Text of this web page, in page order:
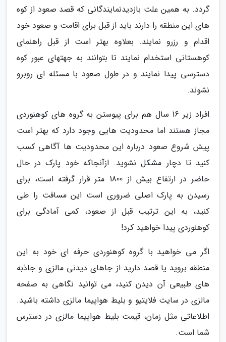
گردد. به همین علت بازدیدنمایندگانی که قصد صعود از کوه
های این منطقه را دارند باید از قبل برای اقامت و صعود خود
اقدام و رزرو نمایند. بعلاوه بهتر است از قبل راهنمای
کوهستانی استخدام نمایند تا بتوانند به جهتهای عبور کوه
دسترسی پیدا نمایند و در طول صعود با مسئله ای روبرو
نشوند.
افراد زیر 16 سال هم برای پیوستن به گروه های کوهنوردی
مجاز هستند اما محدودیت هایی وجود دارد که بهتر است
پیش شروع صعود درباره این محدودیت ها آگاهی کسب
کنید تا دچار مشکل نشوید. ازآنجاکه خود پارک در حال
حاضر در ارتفاع بیش از 1800 متر قرار گرفته است، برای
رسیدن به پارک اصلی ضروری است این مسافت را طی
کنید، به این ترتیب قبل از صعود، کمی آمادگی برای
کوهنوردی پیدا خواهید کرد!
اگر می خواهید با گروه کوهنوردی حرفه ای خود به این
منطقه بروید یا قصد دارید از جاهای دیدنی مالزی و جاذبه
های طبیعی آن دیدن کنید، می توانید نگاهی به صفحه
مالزی در سایت فلایتیو و بلیط هواپیما مالزی داشته باشید.
اطلاعاتی مثل زمان، قیمت بلیط هواپیما مالزی در دسترس
شما است.